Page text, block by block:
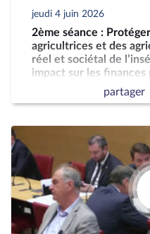
jeudi 4 juin 2026
2ème séance :
agricultrices et des
réel et sociétal de
impact sur les finances
partager